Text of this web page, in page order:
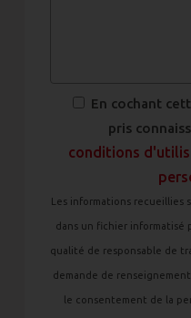
En cochant
pris
conditions
Les informations
dans un fichier informatisé
qualité de responsable de
demande de
le consentement de la